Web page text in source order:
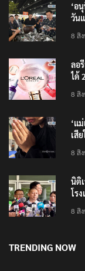
‘อ
วัน
8 สิ
ลอ
ได้
8 สิ
‘แ
เสี
8 สิ
นิติ
โร
8 สิ
TRENDING NOW